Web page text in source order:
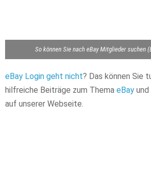
So können Sie nach eBay Mitglieder suchen
eBay Login geht nicht? Das können Sie
hilfreiche Beiträge zum Thema eBay und
auf unserer Webseite.